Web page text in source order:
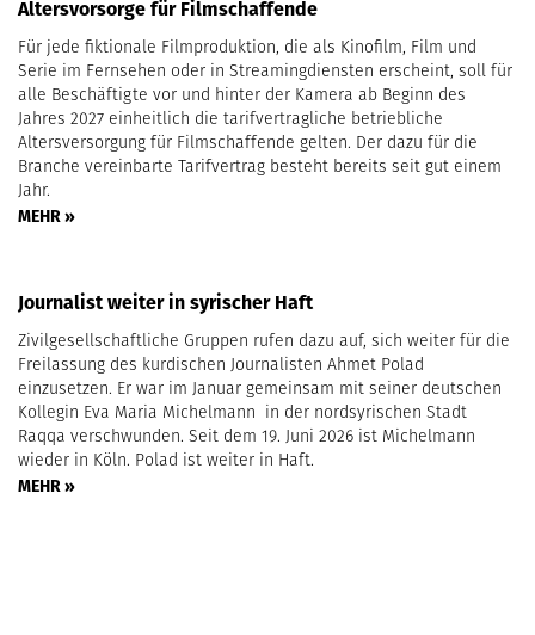
Altersvorsorge für Filmschaffende
Für jede fiktionale Filmproduktion, die als Kinofilm, Film und
Serie im Fernsehen oder in Streamingdiensten erscheint, soll für
alle Beschäftigte vor und hinter der Kamera ab Beginn des
Jahres 2027 einheitlich die tarifvertragliche betriebliche
Altersversorgung für Filmschaffende gelten. Der dazu für die
Branche vereinbarte Tarifvertrag besteht bereits seit gut einem
Jahr.
MEHR »
Journalist weiter in syrischer Haft
Zivilgesellschaftliche Gruppen rufen dazu auf, sich weiter für die
Freilassung des kurdischen Journalisten Ahmet Polad
einzusetzen. Er war im Januar gemeinsam mit seiner deutschen
Kollegin Eva Maria Michelmann in der nordsyrischen Stadt
Raqqa verschwunden. Seit dem 19. Juni 2026 ist Michelmann
wieder in Köln. Polad ist weiter in Haft.
MEHR »